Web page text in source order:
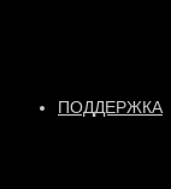
ПОДДЕРЖКА